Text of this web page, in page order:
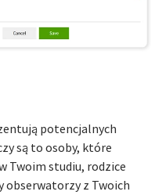
potencjalnych
są to osoby, które
Twoim studiu, rodzice
obserwatorzy z Twoich